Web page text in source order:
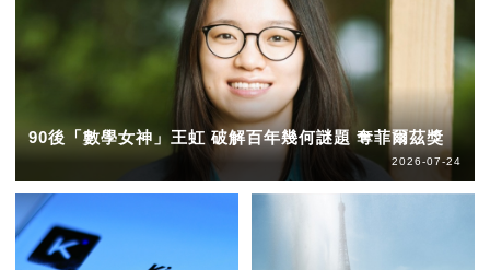
90後「數學女神」王虹 破解百年幾何謎題 奪菲爾茲獎
2026-07-24